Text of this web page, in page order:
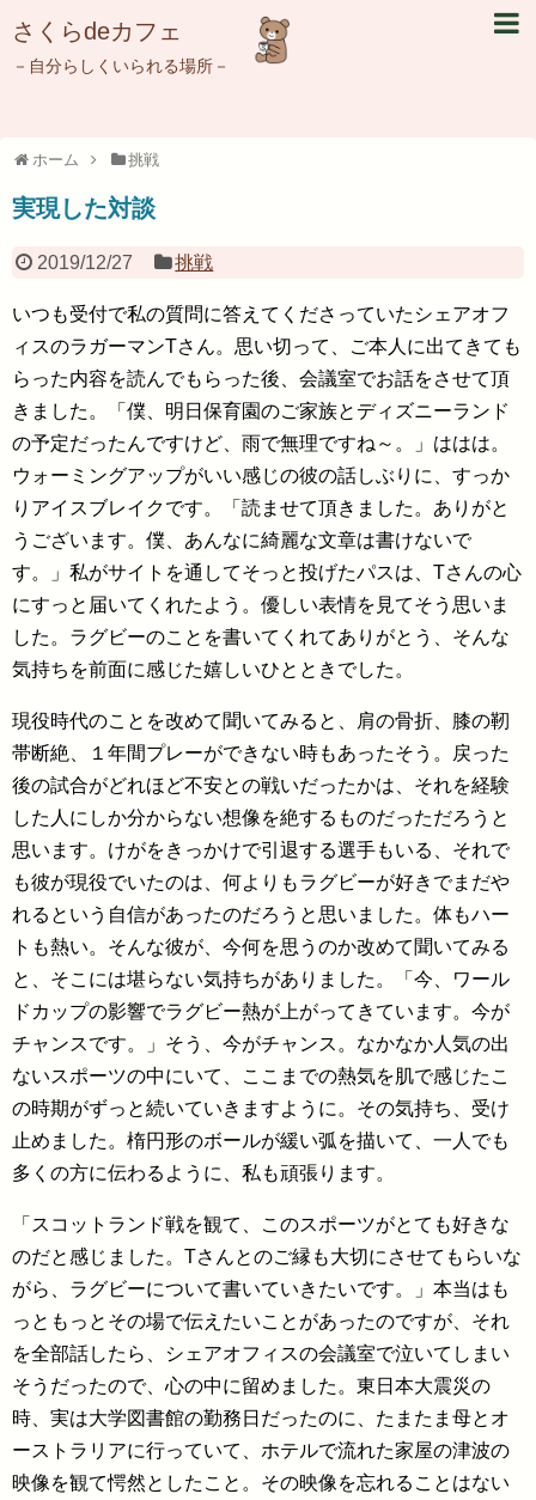
さくらdeカフェ
－自分らしくいられる場所－
ホーム 挑戦
実現した対談
2019/12/27 挑戦
いつも受付で私の質問に答えてくださっていたシェアオフ
ィスのラガーマンTさん。思い切って、ご本人に出てきても
らった内容を読んでもらった後、会議室でお話をさせて頂
きました。「僕、明日保育園のご家族とディズニーランド
の予定だったんですけど、雨で無理ですね～。」ははは。
ウォーミングアップがいい感じの彼の話しぶりに、すっか
りアイスブレイクです。「読ませて頂きました。ありがと
うございます。僕、あんなに綺麗な文章は書けないで
す。」私がサイトを通してそっと投げたパスは、Tさんの心
にすっと届いてくれたよう。優しい表情を見てそう思いま
した。ラグビーのことを書いてくれてありがとう、そんな
気持ちを前面に感じた嬉しいひとときでした。
現役時代のことを改めて聞いてみると、肩の骨折、膝の靭
帯断絶、１年間プレーができない時もあったそう。戻った
後の試合がどれほど不安との戦いだったかは、それを経験
した人にしか分からない想像を絶するものだっただろうと
思います。けがをきっかけで引退する選手もいる、それで
も彼が現役でいたのは、何よりもラグビーが好きでまだや
れるという自信があったのだろうと思いました。体もハー
トも熱い。そんな彼が、今何を思うのか改めて聞いてみる
と、そこには堪らない気持ちがありました。「今、ワール
ドカップの影響でラグビー熱が上がってきています。今が
チャンスです。」そう、今がチャンス。なかなか人気の出
ないスポーツの中にいて、ここまでの熱気を肌で感じたこ
の時期がずっと続いていきますように。その気持ち、受け
止めました。楕円形のボールが緩い弧を描いて、一人でも
多くの方に伝わるように、私も頑張ります。
「スコットランド戦を観て、このスポーツがとても好きな
のだと感じました。Tさんとのご縁も大切にさせてもらいな
がら、ラグビーについて書いていきたいです。」本当はも
っともっとその場で伝えたいことがあったのですが、それ
を全部話したら、シェアオフィスの会議室で泣いてしまい
そうだったので、心の中に留めました。東日本大震災の
時、実は大学図書館の勤務日だったのに、たまたま母とオ
ーストラリアに行っていて、ホテルで流れた家屋の津波の
映像を観て愕然としたこと。その映像を忘れることはない